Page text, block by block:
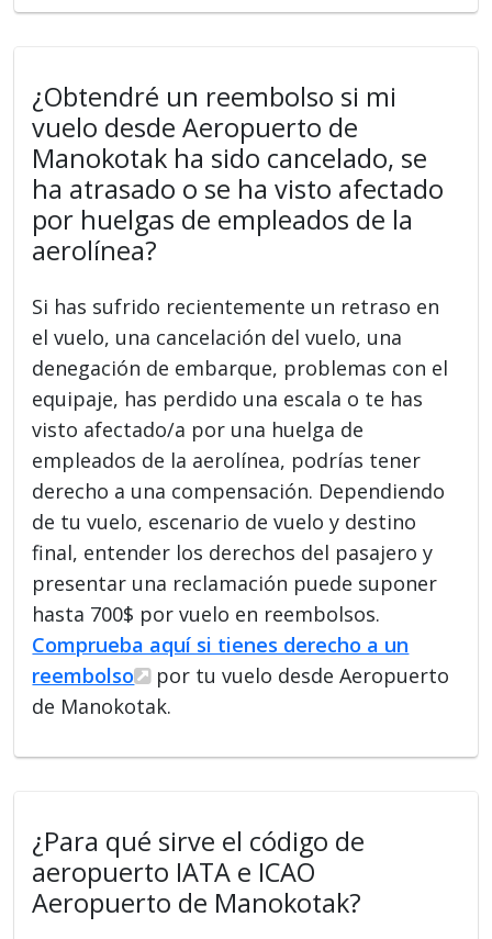
¿Obtendré un reembolso si mi
vuelo desde Aeropuerto de
Manokotak ha sido cancelado, se
ha atrasado o se ha visto afectado
por huelgas de empleados de la
aerolínea?
Si has sufrido recientemente un retraso en
el vuelo, una cancelación del vuelo, una
denegación de embarque, problemas con el
equipaje, has perdido una escala o te has
visto afectado/a por una huelga de
empleados de la aerolínea, podrías tener
derecho a una compensación. Dependiendo
de tu vuelo, escenario de vuelo y destino
final, entender los derechos del pasajero y
presentar una reclamación puede suponer
hasta 700$ por vuelo en reembolsos.
Comprueba aquí si tienes derecho a un
reembolso
por tu vuelo desde Aeropuerto
de Manokotak.
¿Para qué sirve el código de
aeropuerto IATA e ICAO
Aeropuerto de Manokotak?